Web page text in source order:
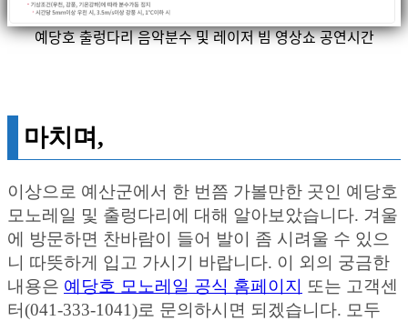
예당호 출렁다리 음악분수 및 레이저 빔 영상쇼 공연시간
마치며,
이상으로 예산군에서 한 번쯤 가볼만한 곳인 예당호
모노레일 및 출렁다리에 대해 알아보았습니다. 겨울
에 방문하면 찬바람이 들어 발이 좀 시려울 수 있으
니 따뜻하게 입고 가시기 바랍니다. 이 외의 궁금한
내용은 예당호 모노레일 공식 홈페이지
또는 고객센
터(041-333-1041)로 문의하시면 되겠습니다. 모두